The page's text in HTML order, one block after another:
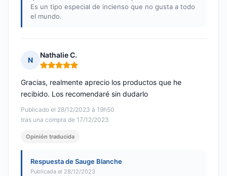
Es un tipo especial de incienso que no gusta a todo
el mundo.
N
Nathalie C.
Nota: 5 de 5
Publicado el 28/12/2023 à 19h50
tras una compra de 17/12/2023
Gracias, realmente aprecio los productos que he
recibido. Los recomendaré sin dudarlo
Opinión traducida
Respuesta de Sauge Blanche
Publicada el 28/12/2023